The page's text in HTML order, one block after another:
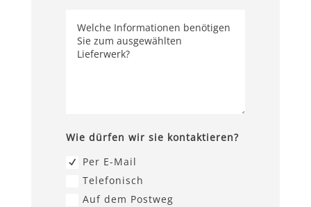
Wie dürfen wir sie kontaktieren?
Per E-Mail
Telefonisch
Auf dem Postweg